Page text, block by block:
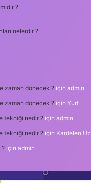
?
nelerdir ?
zaman dönecek ? için admin
zaman dönecek ? için Yurt
tekniği nedir ? için admin
tekniği nedir ? için Kardelen Uz
? için admin